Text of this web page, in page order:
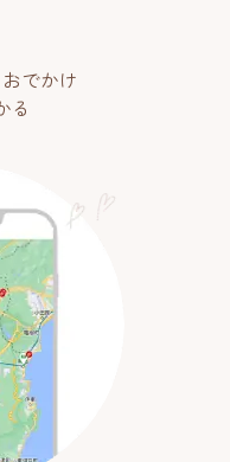
でかけ
る